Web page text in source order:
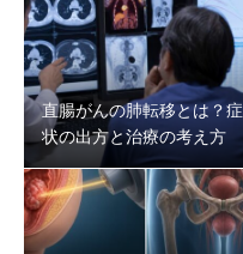
直腸がんの肺転移とは？症
状の出方と治療の考え方